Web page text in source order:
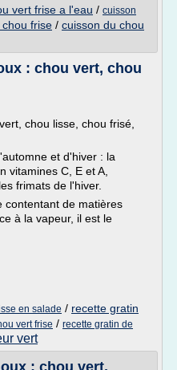
vert frise a l'eau / cuisson
frise / cuisson du chou
: chou vert, chou
chou lisse, chou frisé,
et d'hiver : la
vitamines C, E et A,
frimats de l'hiver.
contentant de matières
à la vapeur, il est le
en salade / recette gratin
vert frise / recette gratin de
vert
: chou vert,